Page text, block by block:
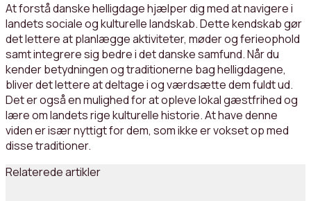
At forstå danske helligdage hjælper dig med at navigere i
landets sociale og kulturelle landskab. Dette kendskab gør
det lettere at planlægge aktiviteter, møder og ferieophold
samt integrere sig bedre i det danske samfund. Når du
kender betydningen og traditionerne bag helligdagene,
bliver det lettere at deltage i og værdsætte dem fuldt ud.
Det er også en mulighed for at opleve lokal gæstfrihed og
lære om landets rige kulturelle historie. At have denne
viden er især nyttigt for dem, som ikke er vokset op med
disse traditioner.
Relaterede artikler